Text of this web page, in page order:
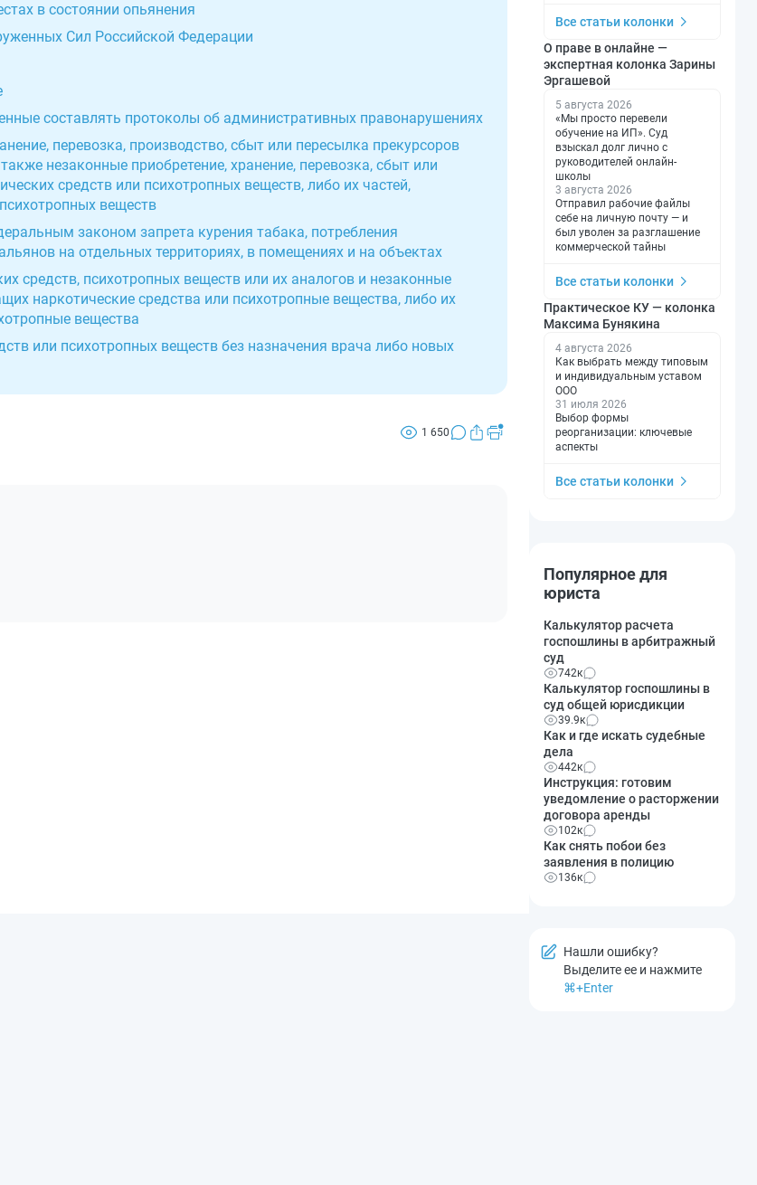
в состоянии опьянения
Сил Российской Федерации
составлять протоколы об административных правонарушениях
перевозка, производство, сбыт или пересылка прекурсоров
незаконные приобретение, хранение, перевозка, сбыт или
средств или психотропных веществ, либо их частей,
веществ
законом запрета курения табака, потребления
на отдельных территориях, в помещениях и на объектах
средств, психотропных веществ или их аналогов и незаконные
наркотические средства или психотропные вещества, либо их
вещества
или психотропных веществ без назначения врача либо новых
1 650
Все статьи колонки
О праве в онлайне —
экспертная колонка Зарины
Эргашевой
5 августа 2026
«Мы просто перевели
обучение на ИП». Суд
взыскал долг лично с
руководителей онлайн-
школы
3 августа 2026
Отправил рабочие файлы
себе на личную почту — и
был уволен за разглашение
коммерческой тайны
Все статьи колонки
Практическое КУ — колонка
Максима Бунякина
4 августа 2026
Как выбрать между типовым
и индивидуальным уставом
ООО
31 июля 2026
Выбор формы
реорганизации: ключевые
аспекты
Все статьи колонки
Популярное для
юриста
Калькулятор расчета
госпошлины в арбитражный
суд
742к
Калькулятор госпошлины в
суд общей юрисдикции
39.9к
Как и где искать судебные
дела
442к
Инструкция: готовим
уведомление о расторжении
договора аренды
102к
Как снять побои без
заявления в полицию
136к
Нашли ошибку?
Выделите ее и нажмите
⌘+Enter